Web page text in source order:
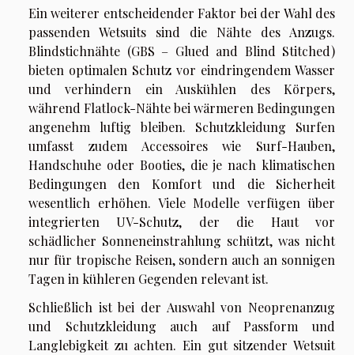
Ein weiterer entscheidender Faktor bei der Wahl des
passenden Wetsuits sind die Nähte des Anzugs.
Blindstichnähte (GBS – Glued and Blind Stitched)
bieten optimalen Schutz vor eindringendem Wasser
und verhindern ein Auskühlen des Körpers,
während Flatlock-Nähte bei wärmeren Bedingungen
angenehm luftig bleiben. Schutzkleidung Surfen
umfasst zudem Accessoires wie Surf-Hauben,
Handschuhe oder Booties, die je nach klimatischen
Bedingungen den Komfort und die Sicherheit
wesentlich erhöhen. Viele Modelle verfügen über
integrierten UV-Schutz, der die Haut vor
schädlicher Sonneneinstrahlung schützt, was nicht
nur für tropische Reisen, sondern auch an sonnigen
Tagen in kühleren Gegenden relevant ist.
Schließlich ist bei der Auswahl von Neoprenanzug
und Schutzkleidung auch auf Passform und
Langlebigkeit zu achten. Ein gut sitzender Wetsuit